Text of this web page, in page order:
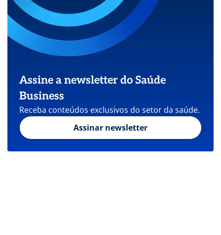
Assine a newsletter do Saúde
Business
Receba conteúdos exclusivos do setor da saúde.
Assinar newsletter